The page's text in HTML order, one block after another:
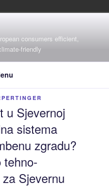
consumers efficient,
friendly
u Sjevernoj
sistema
zgradu?
tehno-
Sjevernu